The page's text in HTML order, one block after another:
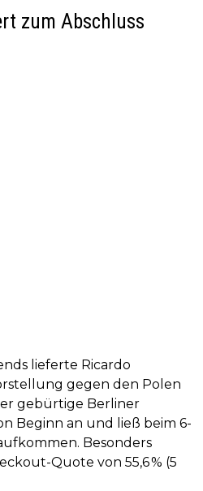
zum Abschluss
lieferte Ricardo
gegen den Polen
gebürtige Berliner
Beginn an und ließ beim 6-
Besonders
Quote von 55,6 % (5